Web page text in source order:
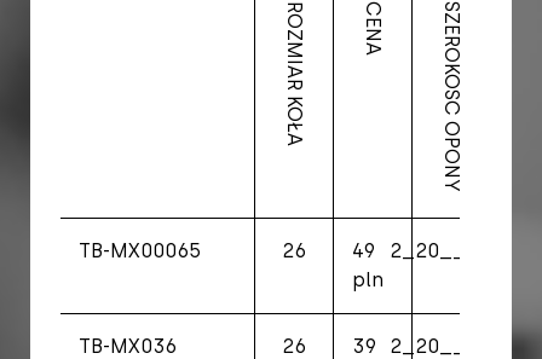
ROZMIAR KOŁA CENA SZEROKOŚĆ OPONY
TB-MX00065 26
49
pln
2_20__2_70
TB-MX036 26
39
2_20__2_70